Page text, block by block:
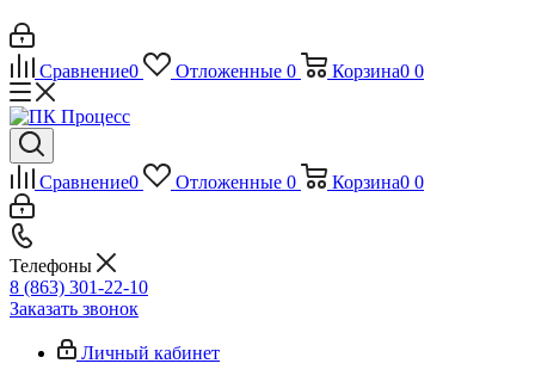
Сравнение0 Отложенные 0 Корзина0 0
Сравнение0 Отложенные 0 Корзина0 0
Телефоны
8 (863) 301-22-10
Заказать звонок
Личный кабинет